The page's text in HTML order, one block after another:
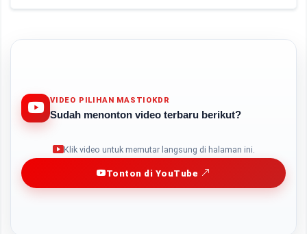
VIDEO PILIHAN MASTIOKDR
Sudah menonton video terbaru berikut?
Klik video untuk memutar langsung di halaman ini.
Tonton di YouTube